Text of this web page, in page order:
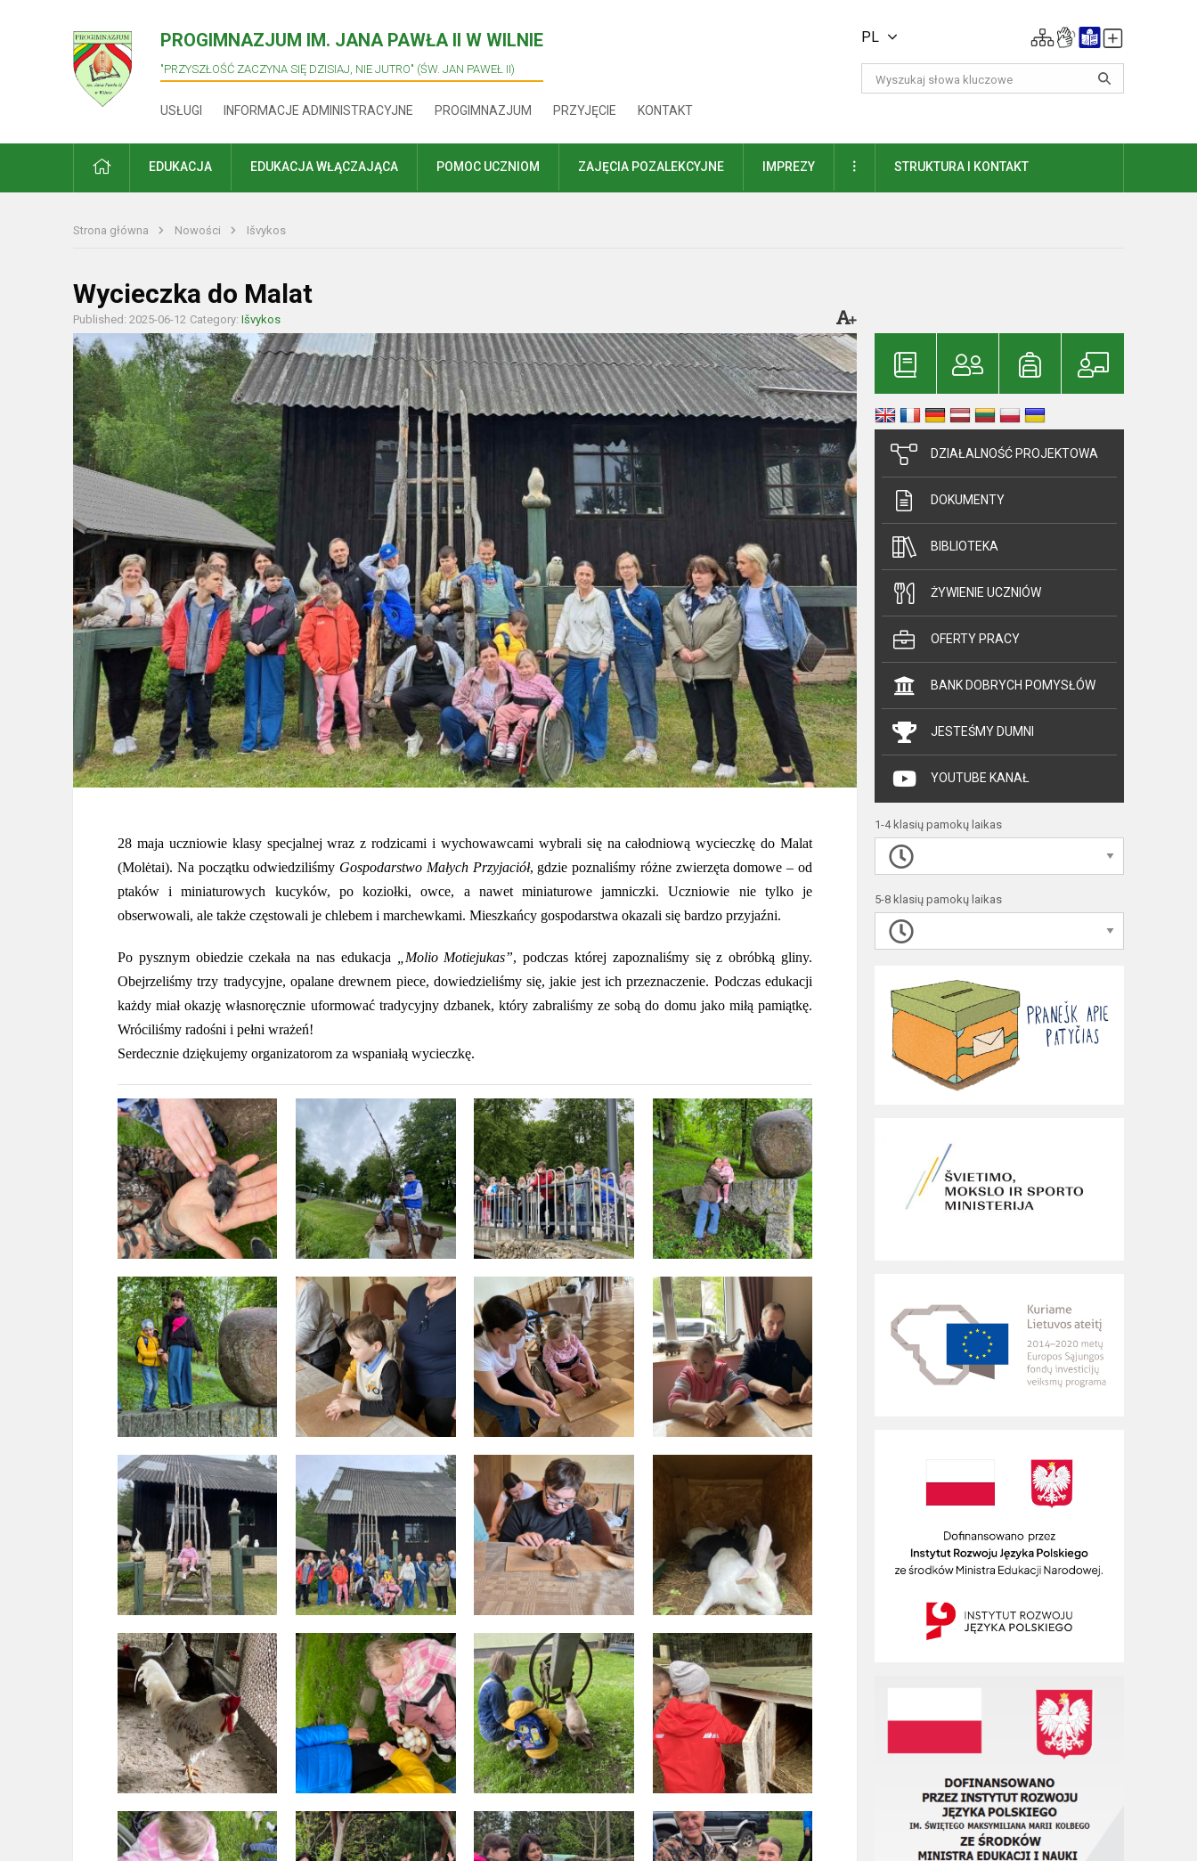
PROGIMNAZJUM IM. JANA PAWŁA II W WILNIE
"PRZYSZŁOŚĆ ZACZYNA SIĘ DZISIAJ, NIE JUTRO" (ŚW. JAN PAWEŁ II)
USŁUGI INFORMACJE ADMINISTRACYJNE PROGIMNAZJUM PRZYJĘCIE KONTAKT
PL
PRADŽIAEDUKACJA EDUKACJA WŁĄCZAJĄCA POMOC UCZNIOM ZAJĘCIA POZALEKCYJNE IMPREZY DAUGIAUSTRUKTURA I KONTAKT
Strona główna Nowości Išvykos
Wycieczka do Malat
Published: 2025-06-12 Category: Išvykos
28 maja uczniowie klasy specjalnej wraz z rodzicami i wychowawcami wybrali się na całodniową wycieczkę do Malat
(Molėtai). Na początku odwiedziliśmy Gospodarstwo Małych Przyjaciół, gdzie poznaliśmy różne zwierzęta domowe – od
ptaków i miniaturowych kucyków, po koziołki, owce, a nawet miniaturowe jamniczki. Uczniowie nie tylko je
obserwowali, ale także częstowali je chlebem i marchewkami. Mieszkańcy gospodarstwa okazali się bardzo przyjaźni.
Po pysznym obiedzie czekała na nas edukacja „Molio Motiejukas”, podczas której zapoznaliśmy się z obróbką gliny.
Obejrzeliśmy trzy tradycyjne, opalane drewnem piece, dowiedzieliśmy się, jakie jest ich przeznaczenie. Podczas edukacji
każdy miał okazję własnoręcznie uformować tradycyjny dzbanek, który zabraliśmy ze sobą do domu jako miłą pamiątkę.
Wróciliśmy radośni i pełni wrażeń!
Serdecznie dziękujemy organizatorom za wspaniałą wycieczkę.
DZIAŁALNOŚĆ PROJEKTOWA
DOKUMENTY
BIBLIOTEKA
ŻYWIENIE UCZNIÓW
OFERTY PRACY
BANK DOBRYCH POMYSŁÓW
JESTEŚMY DUMNI
YOUTUBE KANAŁ
1-4 klasių pamokų laikas
5-8 klasių pamokų laikas